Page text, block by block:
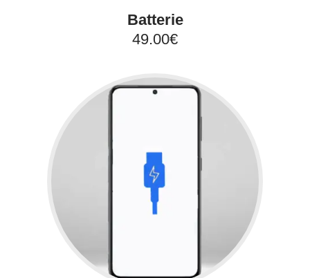
Batterie
49.00€